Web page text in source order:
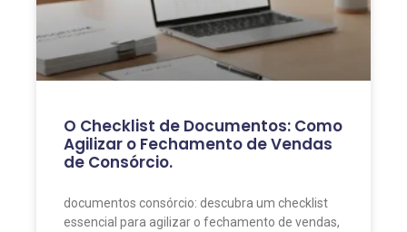
O Checklist de Documentos: Como
Agilizar o Fechamento de Vendas
de Consórcio.
documentos consórcio: descubra um checklist
essencial para agilizar o fechamento de vendas,